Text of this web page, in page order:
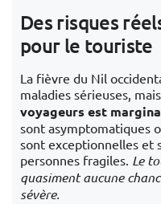
Des risques
pour le touriste
La fièvre du Nil
maladies sérieuses, mais
voyageurs est
sont asymptomatiques
sont exceptionnelles et
personnes fragiles. Le
quasiment aucune
sévère.